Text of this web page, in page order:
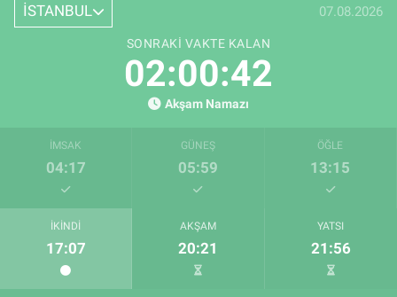
İSTANBUL 07.08.2026
SONRAKI VAKTE KALAN
02:00:41
Akşam Namazı
İMSAK
04:17
GÜNEŞ
05:59
ÖĞLE
13:15
İKINDI
17:07
AKŞAM
20:21
YATSI
21:56